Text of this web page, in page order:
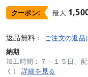
クーポン: 最大
返品無料： ご注文の返品
納期
加工時間：７－１５日、
く） 詳細を見る